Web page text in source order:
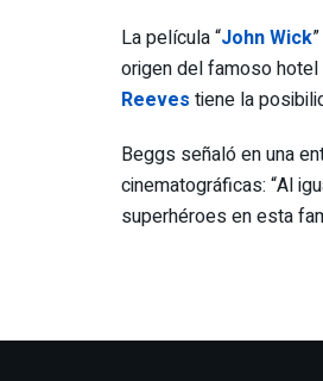
La película “John Wick
origen del famoso hotel
Reeves tiene la
Beggs señaló en una
cinematográficas: “Al
superhéroes en esta